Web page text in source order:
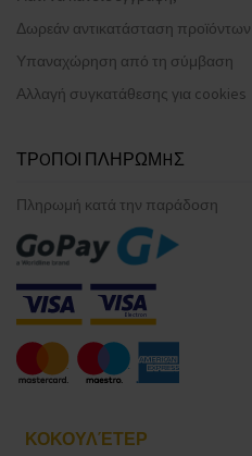
Δωρεάν αντικατάσταση
Υπαναχώρηση από τη σύμβαση
Αλλαγή συγκατάθεσης για cookies
ΤΡOΠΟΙ ΠΛΗΡΩΜHΣ
Πληρωμή κατά την παράδοση
ΚΟΚΟΥΛΈΤΕΡ